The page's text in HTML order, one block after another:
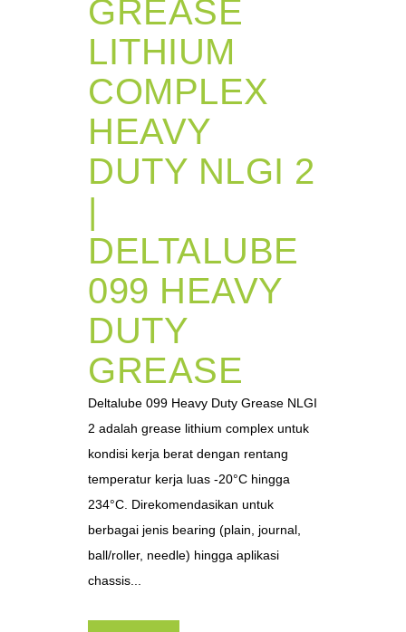
GREASE
LITHIUM
COMPLEX
HEAVY
DUTY NLGI 2
|
DELTALUBE
099 HEAVY
DUTY
GREASE
Deltalube 099 Heavy Duty Grease NLGI
2 adalah grease lithium complex untuk
kondisi kerja berat dengan rentang
temperatur kerja luas -20°C hingga
234°C. Direkomendasikan untuk
berbagai jenis bearing (plain, journal,
ball/roller, needle) hingga aplikasi
chassis...